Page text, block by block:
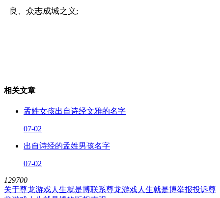
良、众志成城之义;
相关文章
孟姓女孩出自诗经文雅的名字
07-02
出自诗经的孟姓男孩名字
07-02
129700
关于尊龙游戏人生就是博联系尊龙游戏人生就是博举报投诉尊